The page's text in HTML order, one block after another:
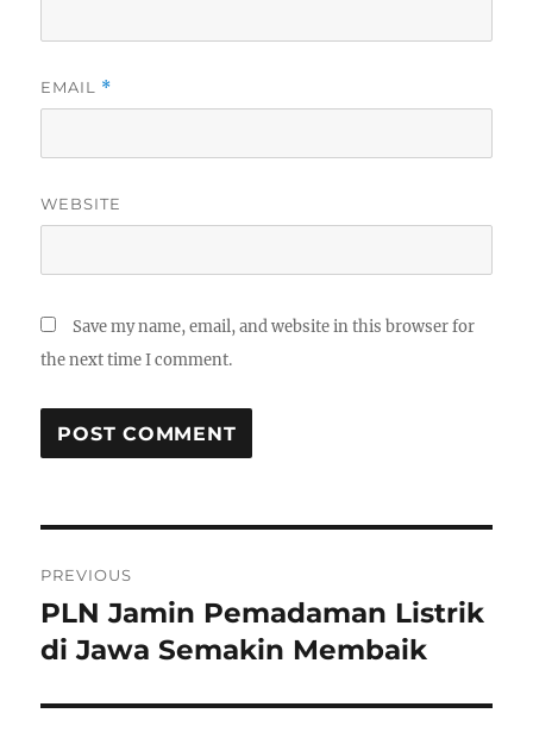
EMAIL *
WEBSITE
Save my name, email, and website in this browser for
the next time I comment.
o
s
t
PREVIOUS
P
r
v
PLN Jamin Pemadaman Listrik
di Jawa Semakin Membaik